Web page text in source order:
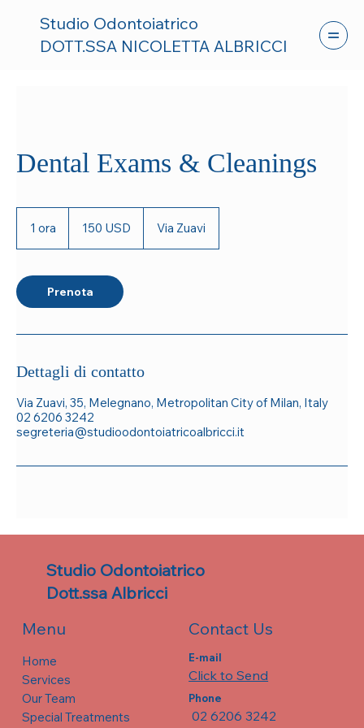
Studio Odontoiatrico
DOTT.SSA NICOLETTA ALBRICCI
Dental Exams & Cleanings
1 ora
statunitensi
150 USD Via Zuavi
Prenota
Dettagli di contatto
Via Zuavi, 35, Melegnano, Metropolitan City of Milan, Italy
02 6206 3242
segreteria@studioodontoiatricoalbricci.it
Studio Odontoiatrico
Dott.ssa Albricci
Menu
Home
Services
Our Team
Special Treatments
Contact Us
E-mail
Click to Send
Phone
02 6206 3242